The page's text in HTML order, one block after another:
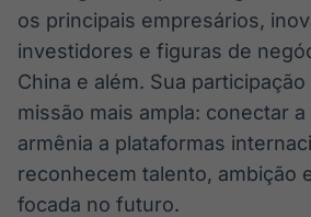
os principais empresários,
investidores e figuras de
China e além. Sua
missão mais ampla: conectar
armênia a plataformas
reconhecem talento, ambição
focada no futuro.